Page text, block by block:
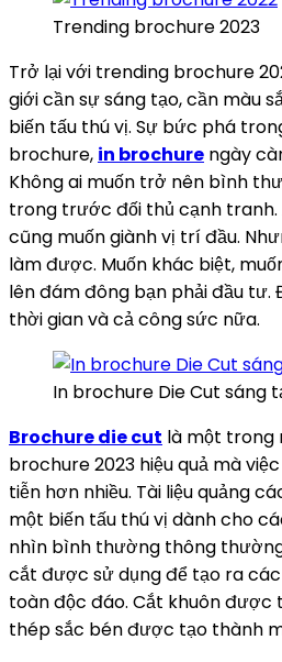
Trending brochure 2023
Trở lại với trending brochure
giới cần sự sáng tạo, cần màu
biến tấu thú vị. Sự bức phá
brochure, in brochure ngày
Không ai muốn trở nên bình
trong trước đối thủ cạnh tranh.
cũng muốn giành vị trí đầu.
làm được. Muốn khác biệt,
lên đám đông bạn phải đầu tư.
thời gian và cả công sức nữa.
In brochure Die Cut sáng
Brochure die cut là một trong
brochure 2023 hiệu quả mà
tiễn hơn nhiều. Tài liệu quảng
một biến tấu thú vị dành cho
nhìn bình thường thông
cắt được sử dụng để tạo ra
toàn độc đáo. Cắt khuôn được
thép sắc bén được tạo thành